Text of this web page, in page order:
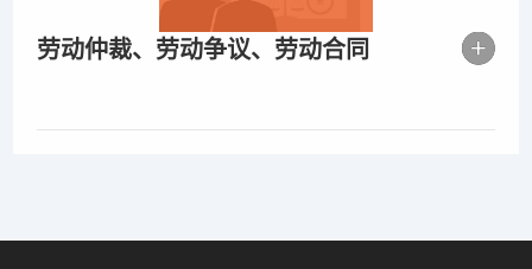
劳动仲裁、劳动争议、劳动合同